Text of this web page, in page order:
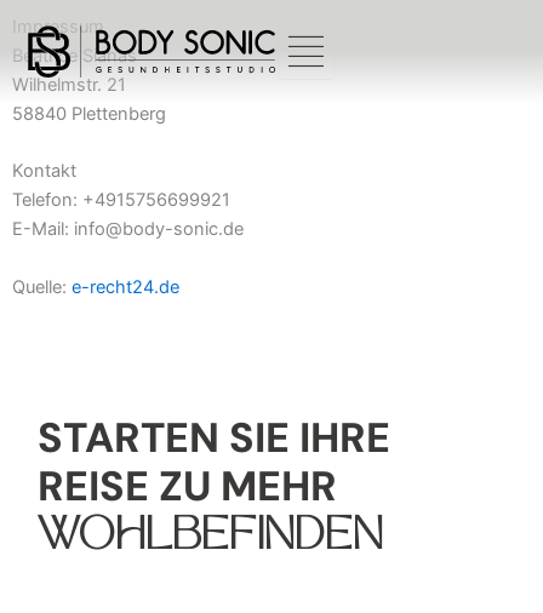
Inhalt
springen
Impressum
Beatrice Sianas
Wilhelmstr. 21
58840 Plettenberg
Kontakt
Telefon: +4915756699921
E-Mail: info@body-sonic.de
Quelle: e-recht24.de
STARTEN SIE IHRE
REISE ZU MEHR
WOHLBEFINDEN